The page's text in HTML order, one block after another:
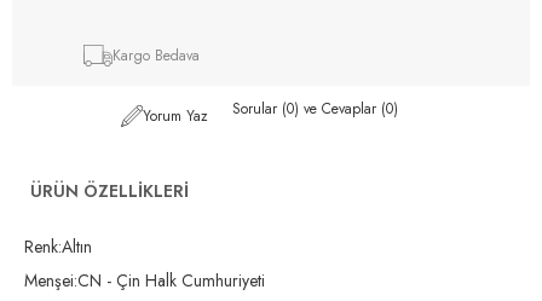
Kargo Bedava
Yorum Yaz Sorular (0) ve Cevaplar (0)
ÜRÜN ÖZELLIKLERI
Renk:Altın
Menşei:CN - Çin Halk Cumhuriyeti